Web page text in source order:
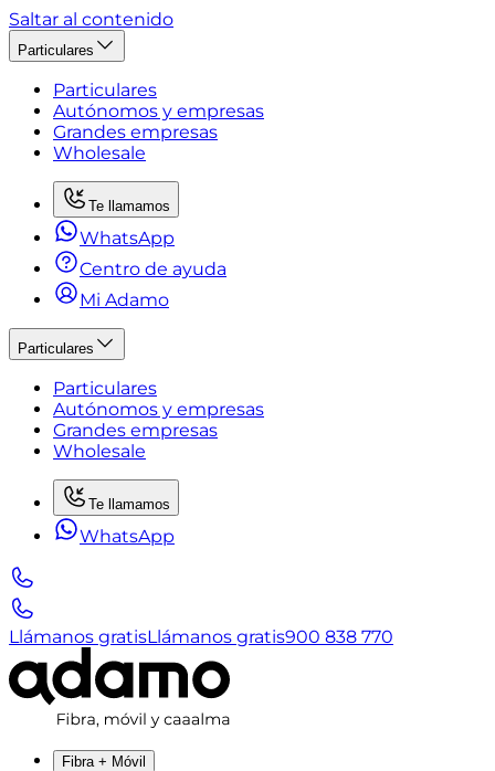
Saltar al contenido
Particulares
Particulares
Autónomos y empresas
Grandes empresas
Wholesale
Te llamamos
WhatsApp
Centro de ayuda
Mi Adamo
Particulares
Particulares
Autónomos y empresas
Grandes empresas
Wholesale
Te llamamos
WhatsApp
Llámanos gratisLlámanos gratis900 838 770
Fibra + Móvil